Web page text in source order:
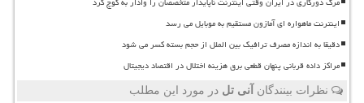
اینترنت ماهواره ای آمازون مستقیم به موبایل می رسد
دقیقا به اندازه مصرف ترافیک بین الملل از حجم بسته کسر می شود
مراکز داده قربانی پنهان قطعی برق هزینه اختلال در اقتصاد دیجیتال
نظرات بینندگان آنی تل در مورد این مطلب